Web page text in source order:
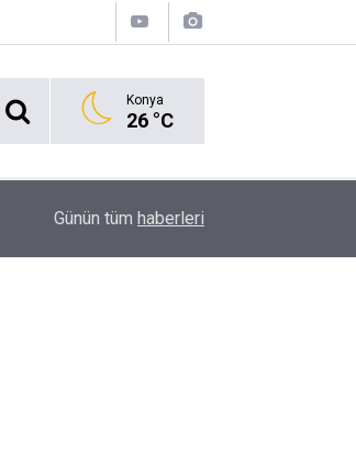
Konya
26 °C
Akaryakıt İstasyonunda Panik: Lastikçi
Günün tüm haberleri